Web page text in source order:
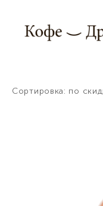
Сортировка: по